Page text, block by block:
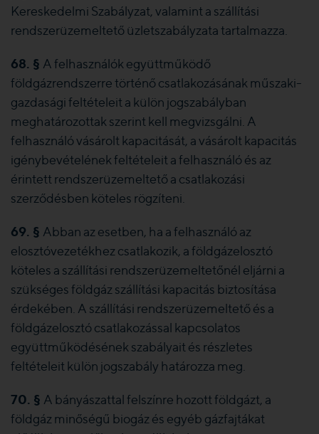
Kereskedelmi Szabályzat, valamint a szállítási
rendszerüzemeltető üzletszabályzata tartalmazza.
68. § A felhasználók együttműködő
földgázrendszerre történő csatlakozásának műszaki-
gazdasági feltételeit a külön jogszabályban
meghatározottak szerint kell megvizsgálni. A
felhasználó vásárolt kapacitását, a vásárolt kapacitás
igénybevételének feltételeit a felhasználó és az
érintett rendszerüzemeltető a csatlakozási
szerződésben köteles rögzíteni.
69. § Abban az esetben, ha a felhasználó az
elosztóvezetékhez csatlakozik, a földgázelosztó
köteles a szállítási rendszerüzemeltetőnél eljárni a
szükséges földgáz szállítási kapacitás biztosítása
érdekében. A szállítási rendszerüzemeltető és a
földgázelosztó csatlakozással kapcsolatos
együttműködésének szabályait és részletes
feltételeit külön jogszabály határozza meg.
70. § A bányászattal felszínre hozott földgázt, a
földgáz minőségű biogáz és egyéb gázfajtákat